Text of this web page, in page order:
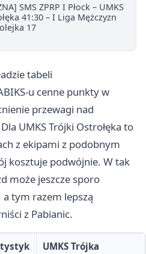
SMS ZPRP I Płock – UMKS
41:30 – I Liga Mężczyzn
17
tabeli
u cenne punkty w
przewagi nad
UMKS Trójki Ostrołęka to
z ekipami z podobnym
kosztuje podwójnie. W tak
może jeszcze sporo
a tym razem lepszą
z Pabianic.
UMKS Trójka